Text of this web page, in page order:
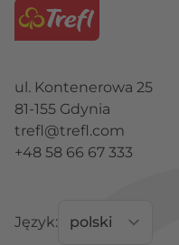
ul. Kontenerowa 25
81-155 Gdynia
trefl@trefl.com
+48 58 66 67 333
Język: